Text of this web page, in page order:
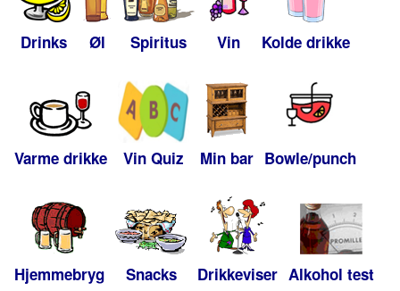
Drinks Øl Spiritus Vin Kolde drikke
Varme drikke Vin Quiz Min bar Bowle/punch
Hjemmebryg Snacks Drikkeviser Alkohol test